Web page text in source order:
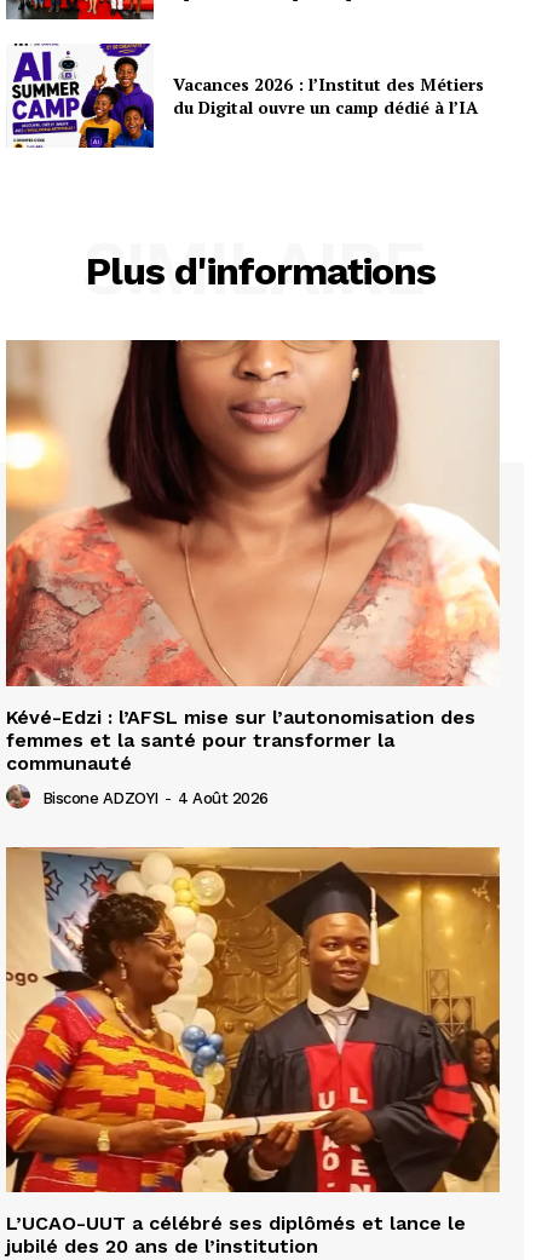
Vacances 2026 : l’Institut des Métiers
du Digital ouvre un camp dédié à l’IA
Plus d'informations
SIMILAIRE
Kévé-Edzi : l’AFSL mise sur l’autonomisation des
femmes et la santé pour transformer la
communauté
Biscone ADZOYI - 4 Août 2026
L’UCAO-UUT a célébré ses diplômés et lance le
jubilé des 20 ans de l’institution